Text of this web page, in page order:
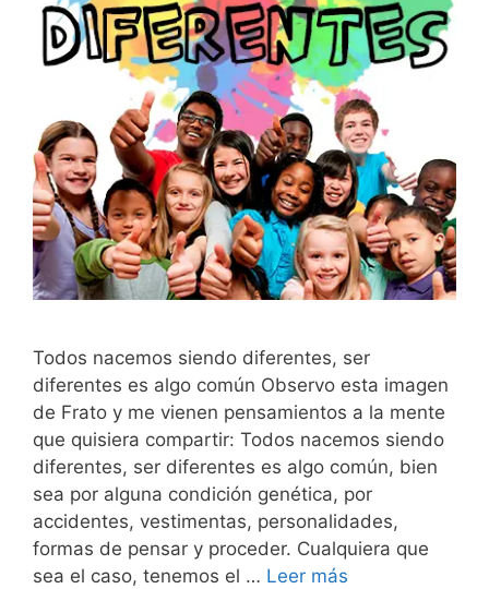
Todos nacemos siendo diferentes, ser
diferentes es algo común Observo esta imagen
de Frato y me vienen pensamientos a la mente
que quisiera compartir: Todos nacemos siendo
diferentes, ser diferentes es algo común, bien
sea por alguna condición genética, por
accidentes, vestimentas, personalidades,
formas de pensar y proceder. Cualquiera que
sea el caso, tenemos el … Leer más